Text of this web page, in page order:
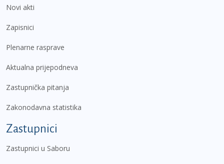
Novi akti
Zapisnici
Plenarne rasprave
Aktualna prijepodneva
Zastupnička pitanja
Zakonodavna statistika
Zastupnici
Zastupnici u Saboru